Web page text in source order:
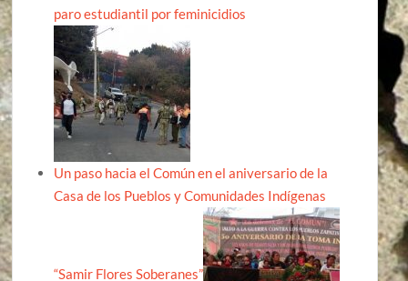
paro estudiantil por feminicidios
Un paso hacia el Común en el aniversario de la
Casa de los Pueblos y Comunidades Indígenas
“Samir Flores Soberanes”